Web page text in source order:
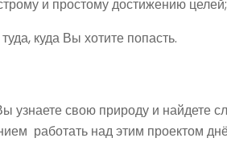
и простому достижению целей;
куда Вы хотите попасть.
свою природу и найдете
работать над этим проектом